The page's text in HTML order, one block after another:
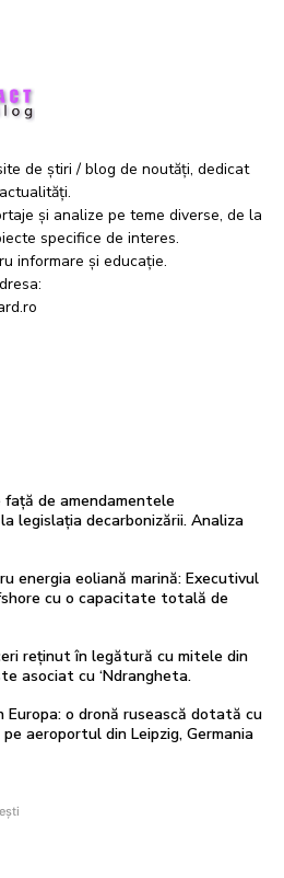
de știri / blog de noutăți, dedicat
și analize pe teme diverse, de la
specifice de interes.
informare și educație.
față de amendamentele
legislația decarbonizării. Analiza
energia eoliană marină: Executivul
cu o capacitate totală de
reținut în legătură cu mitele din
asociat cu ‘Ndrangheta.
o dronă rusească dotată cu
aeroportul din Leipzig, Germania